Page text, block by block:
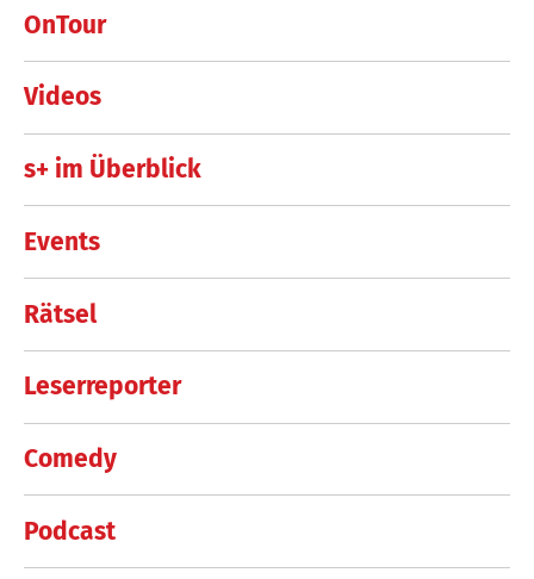
OnTour
Videos
s+ im Überblick
Events
Rätsel
Leserreporter
Comedy
Podcast